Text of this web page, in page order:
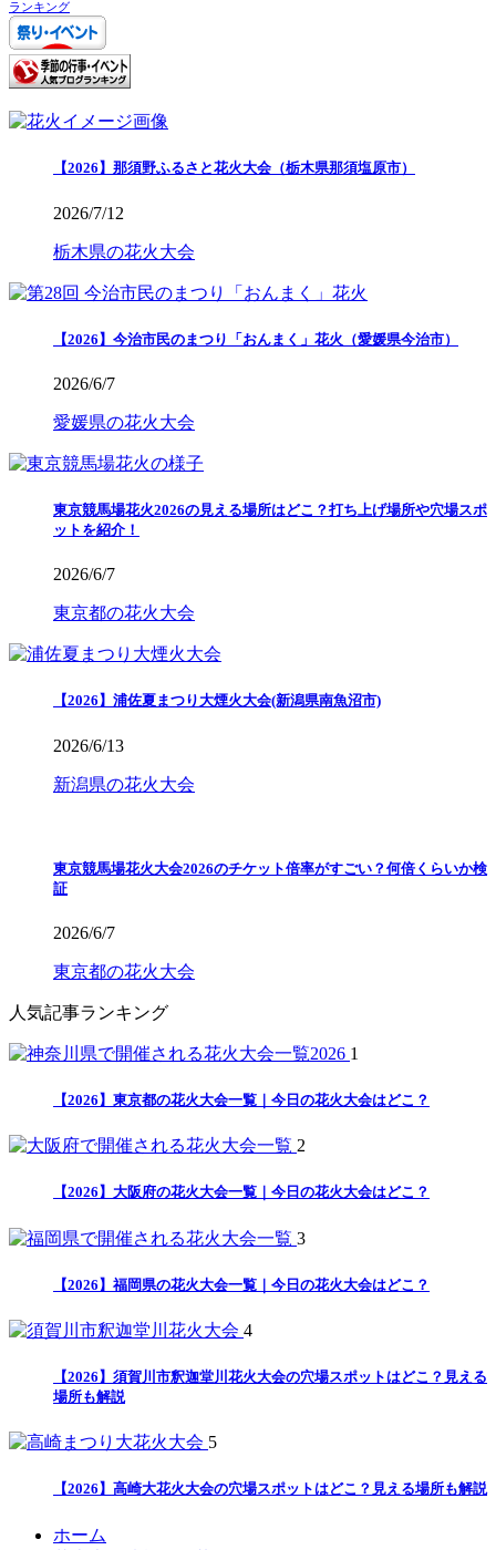
ランキング
【2026】那須野ふるさと花火大会（栃木県那須塩原市）
2026/7/12
栃木県の花火大会
【2026】今治市民のまつり「おんまく」花火（愛媛県今治市）
2026/6/7
愛媛県の花火大会
東京競馬場花火2026の見える場所はどこ？打ち上げ場所や穴場スポ
ットを紹介！
2026/6/7
東京都の花火大会
【2026】浦佐夏まつり大煙火大会(新潟県南魚沼市)
2026/6/13
新潟県の花火大会
東京競馬場花火大会2026のチケット倍率がすごい？何倍くらいか検
証
2026/6/7
東京都の花火大会
人気記事ランキング
1
【2026】東京都の花火大会一覧｜今日の花火大会はどこ？
2
【2026】大阪府の花火大会一覧｜今日の花火大会はどこ？
3
【2026】福岡県の花火大会一覧｜今日の花火大会はどこ？
4
【2026】須賀川市釈迦堂川花火大会の穴場スポットはどこ？見える
場所も解説
5
【2026】高崎大花火大会の穴場スポットはどこ？見える場所も解説
ホーム